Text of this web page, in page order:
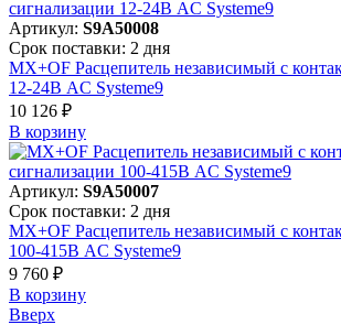
Артикул: S9A50008
Срок поставки: 2 дня
MX+OF Расцепитель независимый с
12-24В AC Systeme9
10 126 ₽
В корзинy
Артикул: S9A50007
Срок поставки: 2 дня
MX+OF Расцепитель независимый с
100-415В AC Systeme9
9 760 ₽
В корзинy
Вверх